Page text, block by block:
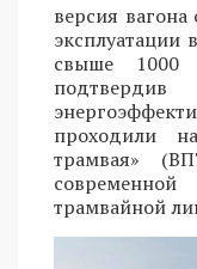
версия
эксплуатации
свыше 1000
подтвердив
проходили
трамвая»
трамвайной